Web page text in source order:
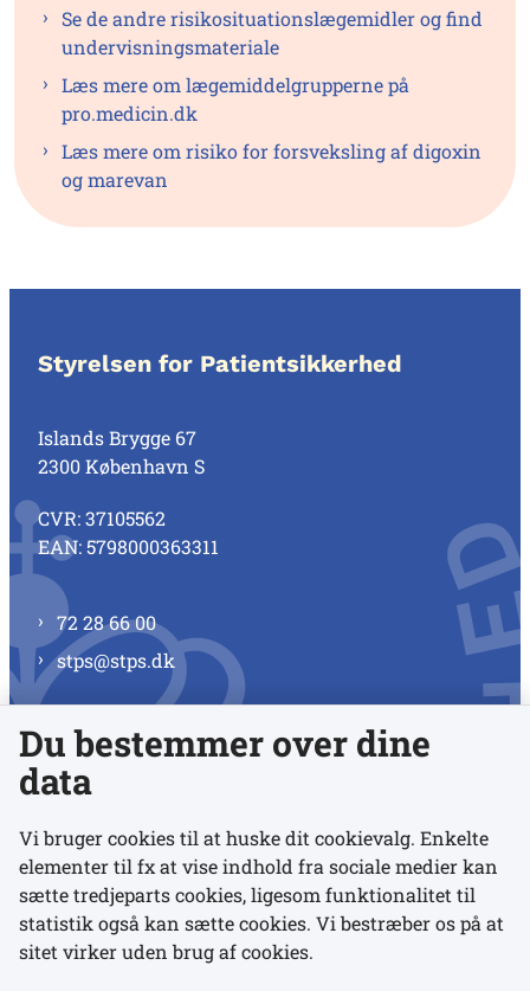
Se de andre risikosituationslægemidler og find
undervisningsmateriale
Læs mere om lægemiddelgrupperne på
pro.medicin.dk
Læs mere om risiko for forsveksling af digoxin
og marevan
Styrelsen for Patientsikkerhed
Islands Brygge 67
2300 København S
CVR: 37105562
EAN: 5798000363311
72 28 66 00
stps@stps.dk
Se alle kontaktnumre
Links
Udgivelser
Du bestemmer over dine
data
Vi bruger cookies til at huske dit cookievalg. Enkelte
elementer til fx at vise indhold fra sociale medier kan
sætte tredjeparts cookies, ligesom funktionalitet til
statistik også kan sætte cookies. Vi bestræber os på at
sitet virker uden brug af cookies.